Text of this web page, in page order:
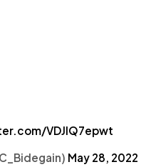
VDJlQ7epwt
May 28, 2022